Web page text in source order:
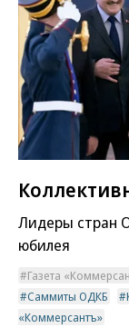
Лидеры стран
юбилея
Газета
Саммиты ОДКБ
«Коммерсантъ»